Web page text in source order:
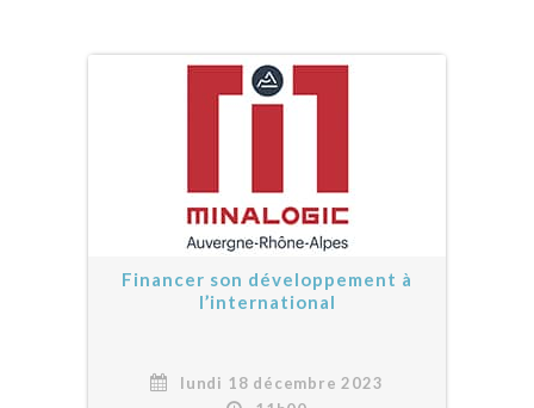
Financer son développement à
l’international
lundi 18 décembre 2023